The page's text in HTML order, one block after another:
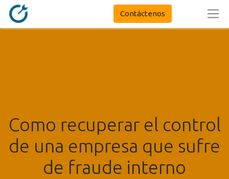
Contáctenos
Como recuperar el control
de una empresa que sufre
de fraude interno